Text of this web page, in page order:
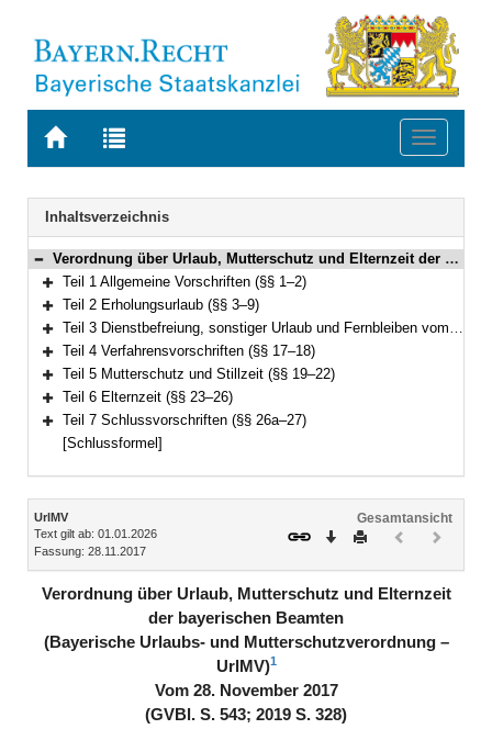
Zur
BAYERN.RECHT
Zur
letzten
Suche
Toggle
Navigation
Inhaltsverzeichnis
Bereich reduzieren
Verordnung über Urlaub, Mutterschutz und Elternzeit der bayerischen Beamten (Bayerische Urlaubs- und Mutterschutzverordnung – UrlMV) Vom 28. November 2017 (GVBl. S. 543; 2019 S. 328) BayRS 2030-2-31-F (§§ 1–27)
Bereich erweitern
Teil 1 Allgemeine Vorschriften (§§ 1–2)
Bereich erweitern
Teil 2 Erholungsurlaub (§§ 3–9)
Bereich erweitern
Teil 3 Dienstbefreiung, sonstiger Urlaub und Fernbleiben vom Dienst (§§ 10–16)
Bereich erweitern
Teil 4 Verfahrensvorschriften (§§ 17–18)
Bereich erweitern
Teil 5 Mutterschutz und Stillzeit (§§ 19–22)
Bereich erweitern
Teil 6 Elternzeit (§§ 23–26)
Bereich erweitern
Teil 7 Schlussvorschriften (§§ 26a–27)
[Schlussformel]
Inhalt
UrlMV
Text gilt ab: 01.01.2026
Fassung: 28.11.2017
Gesamtansicht
Download
DruckenVorheriges
(inaktiv)(inaktiv)
Verordnung über Urlaub, Mutterschutz und Elternzeit
der bayerischen Beamten
(Bayerische Urlaubs- und Mutterschutzverordnung –
UrlMV)1
Vom 28. November 2017
(GVBl. S. 543; 2019 S. 328)